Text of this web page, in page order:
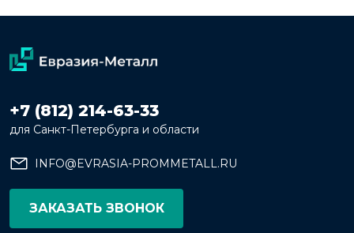
+7 (812) 214-63-33
для Санкт-Петербурга и области
INFO@EVRASIA-PROMMETALL.RU
ЗАКАЗАТЬ ЗВОНОК